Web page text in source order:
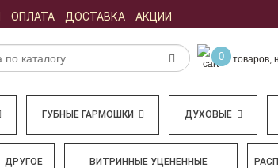
ОПЛАТА ДОСТАВКА АКЦИИ
0 товаров,
ГУБНЫЕ ГАРМОШКИ ДУХОВЫЕ
ДРУГОЕ
ВИТРИННЫЕ УЦЕНЕННЫЕ